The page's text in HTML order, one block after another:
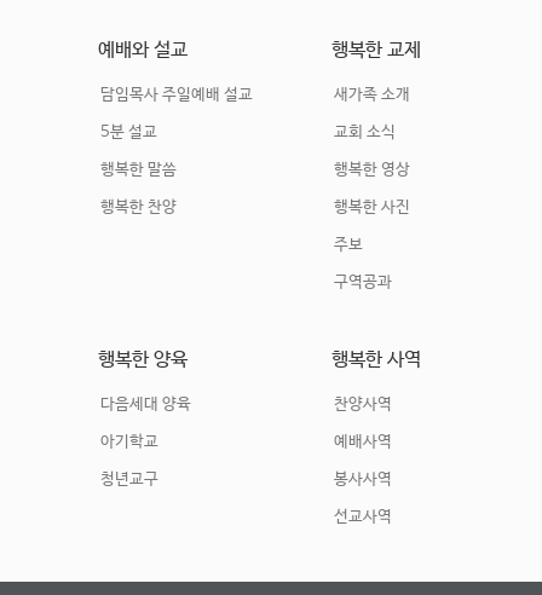
예배와 설교
담임목사 주일예배 설교
5분 설교
행복한 말씀
행복한 찬양
행복한 교제
새가족 소개
교회 소식
행복한 영상
행복한 사진
주보
구역공과
행복한 양육
다음세대 양육
아기학교
청년교구
행복한 사역
찬양사역
예배사역
봉사사역
선교사역